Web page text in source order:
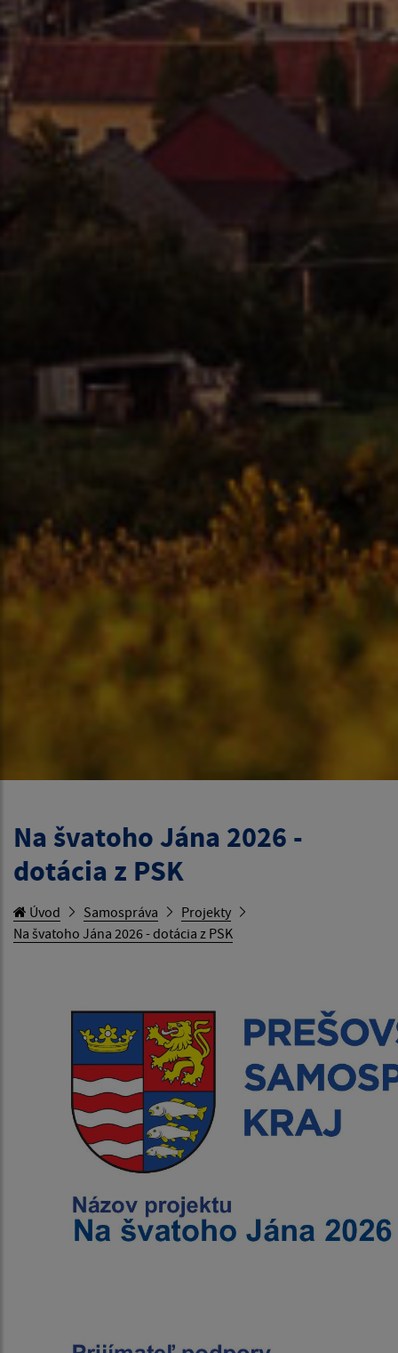
Na švatoho Jána 2026 -
dotácia z PSK
Úvod Samospráva
Projekty
Na švatoho Jána 2026 - dotácia z PSK